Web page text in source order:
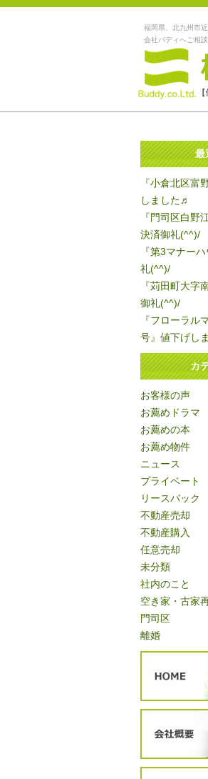
福岡県、北九州市
会社バディへご相談
最
『小倉北区
しました♬
『門司区白野
決済御礼(^^)/
『第3マナー
礼(^^)/
『苅田町大字
御礼(^^)/
『フローラル
号』値下げし
カ
お客様の声
お薦めドラマ
お薦めの本
お薦め物件
ニュース
プライベート
リースバック
不動産売却
不動産購入
任意売却
未分類
社内のこと
空き家・古家
門司区
離婚